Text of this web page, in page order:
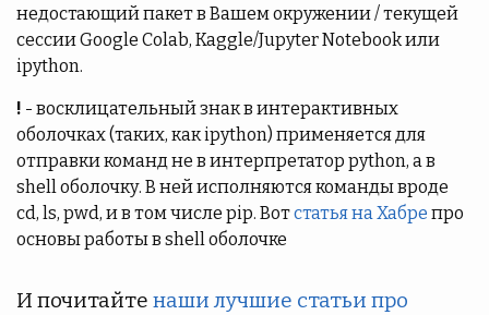
недостающий пакет в Вашем окружении / текущей
сессии Google Colab, Kaggle/Jupyter Notebook или
ipython.
! - восклицательный знак в интерактивных
оболочках (таких, как ipython) применяется для
отправки команд не в интерпретатор python, а в
shell оболочку. В ней исполняются команды вроде
cd, ls, pwd, и в том числе pip. Вотстатья на Хабре про
основы работы в shell оболочке
И почитайте наши лучшие статьи про